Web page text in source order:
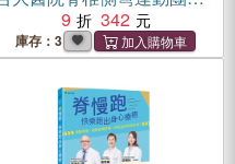
經驗分享9 342
庫存：3